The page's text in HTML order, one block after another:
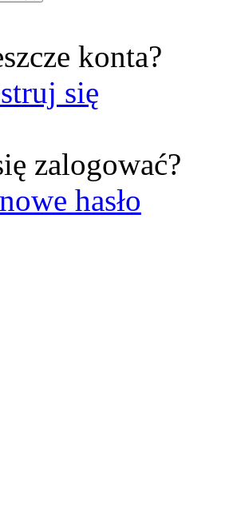
konta?
się
zalogować?
hasło